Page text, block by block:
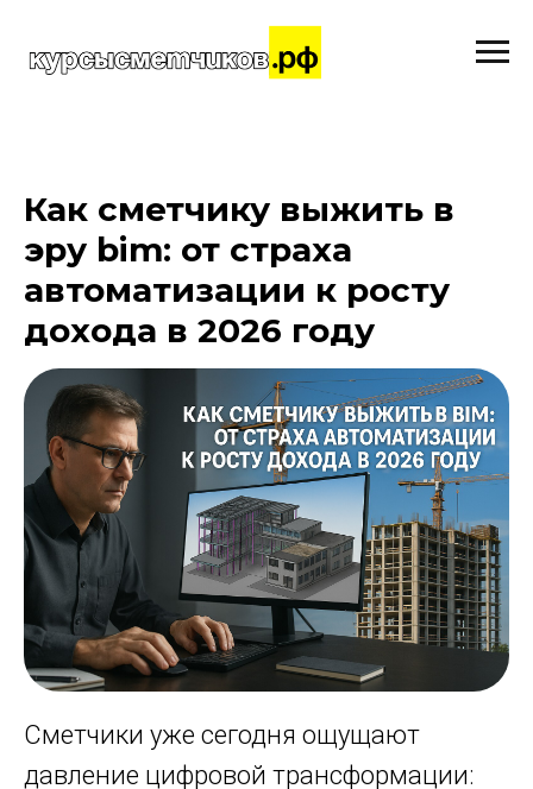
Как сметчику выжить в
эру bim: от страха
автоматизации к росту
дохода в 2026 году
Сметчики уже сегодня ощущают
давление цифровой трансформации: